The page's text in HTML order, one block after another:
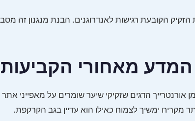
הקובעת רגישות לאנדרוגנים. הבנת מנגנון זה
המדע מאחורי הקביעות
אורנטרייך הדגים שזקיקי שיער שומרים על מאפייני
ימשיך לצמוח כאילו הוא עדיין בגב הקרקפת.